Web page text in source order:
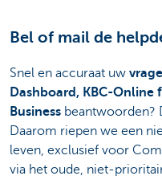
Bel of mail de
Snel en accuraat uw
Dashboard, KBC-Online
Business beantwoorden?
Daarom riepen we een
leven, exclusief voor
via het oude, niet-